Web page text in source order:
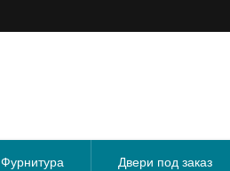
Фурнитура Двери под заказ